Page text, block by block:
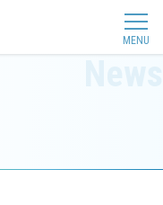
MENU